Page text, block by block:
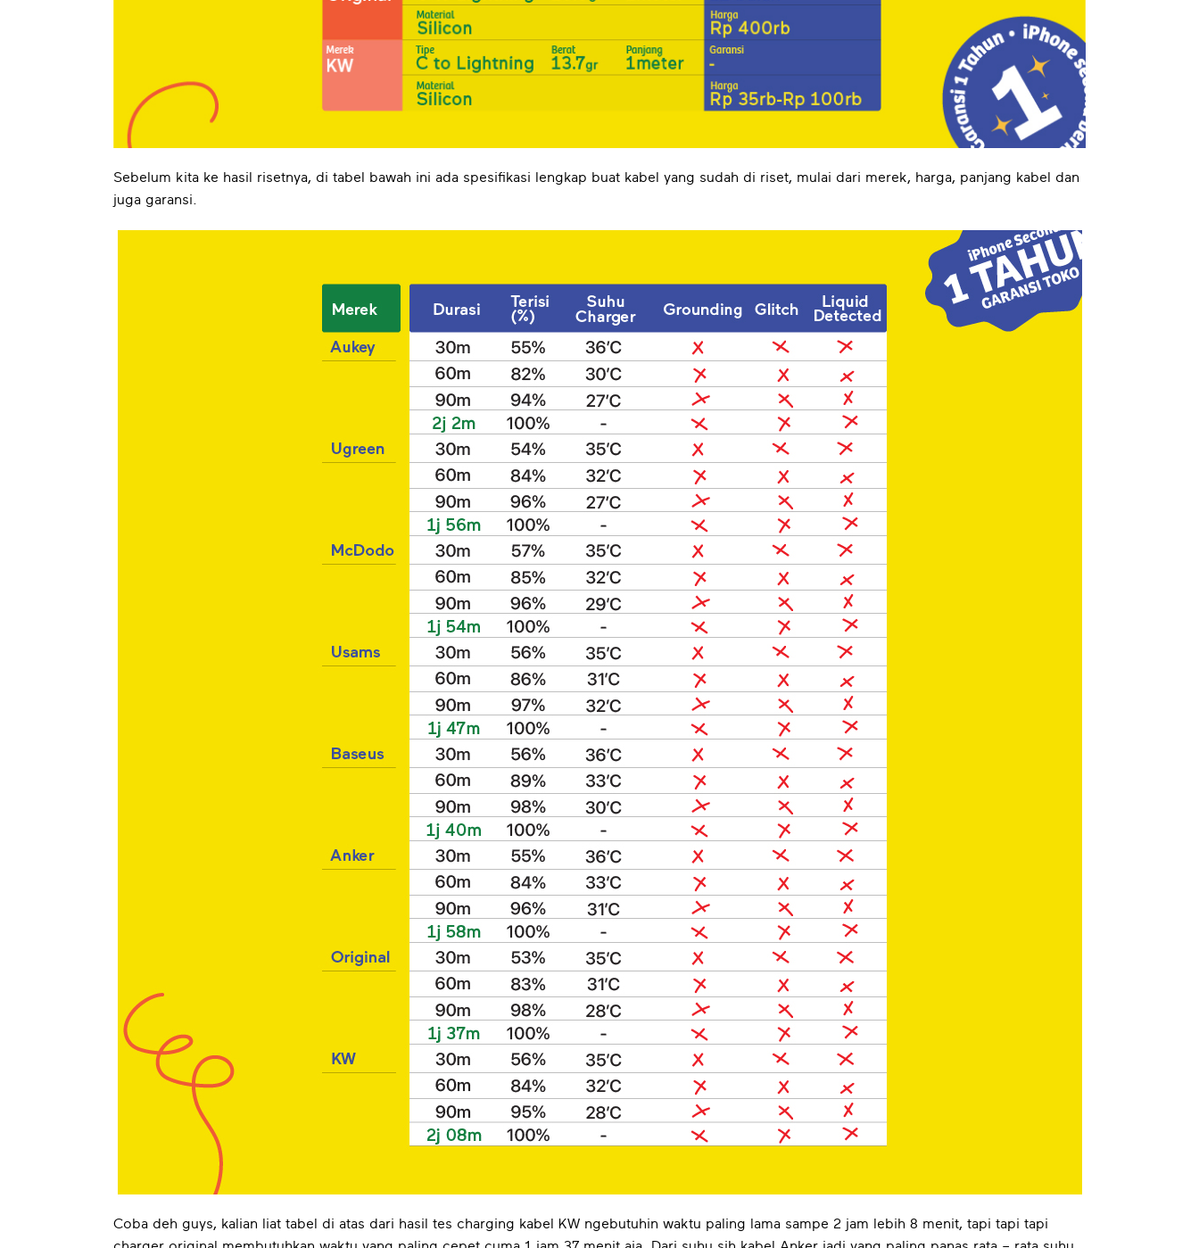
Sebelum kita ke hasil risetnya, di tabel bawah ini ada spesifikasi lengkap buat kabel yang sudah di riset, mulai dari merek, harga, panjang kabel dan
juga garansi.
Coba deh guys, kalian liat tabel di atas dari hasil tes charging kabel KW ngebutuhin waktu paling lama sampe 2 jam lebih 8 menit, tapi tapi tapi